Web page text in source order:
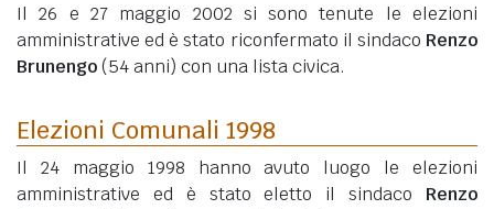
Il 26 e 27 maggio 2002 si sono tenute le elezioni
amministrative ed è stato riconfermato il sindaco Renzo
Brunengo(54 anni) con una lista civica.
Elezioni Comunali 1998
Il 24 maggio 1998 hanno avuto luogo le elezioni
amministrative ed è stato eletto il sindaco Renzo